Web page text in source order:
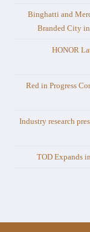
Binghatti and
Branded City
HONOR
Red in Progress
Industry research
TOD Expands